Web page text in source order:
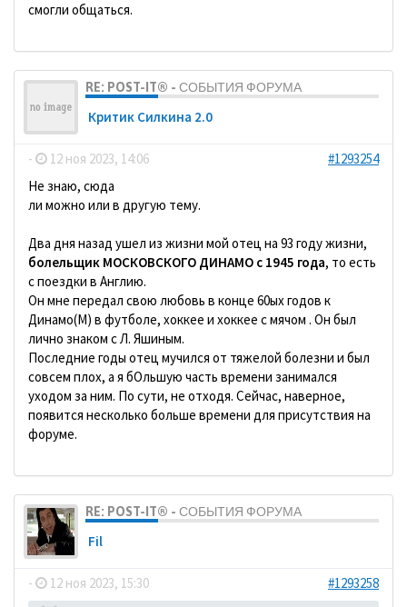
смогли общаться.
RE: POST-IT® - СОБЫТИЯ ФОРУМА
Критик Силкина 2.0
- 12 ноя 2023, 14:06
#1293254
Не знаю, сюда
ли можно или в другую тему.
Два дня назад ушел из жизни мой отец на 93 году жизни,
болельщик МОСКОВСКОГО ДИНАМО с 1945 года, то есть
с поездки в Англию.
Он мне передал свою любовь в конце 60ых годов к
Динамо(М) в футболе, хоккее и хоккее с мячом . Он был
лично знаком с Л. Яшиным.
Последние годы отец мучился от тяжелой болезни и был
совсем плох, а я бОльшую часть времени занимался
уходом за ним. По сути, не отходя. Сейчас, наверное,
появится несколько больше времени для присутствия на
форуме.
RE: POST-IT® - СОБЫТИЯ ФОРУМА
Fil
- 12 ноя 2023, 15:30 #1293258